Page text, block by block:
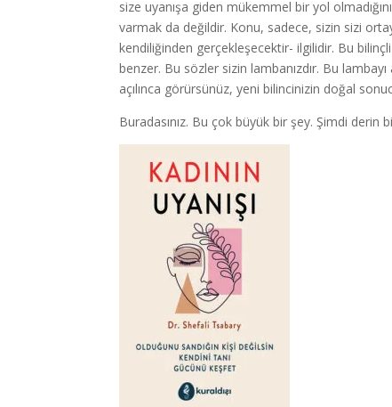
size uyanışa giden mükemmel bir yol
varmak da değildir. Konu, sadece, sizin sizi
kendiliğinden gerçekleşecektir- ilgilidir. Bu bilinçli
benzer. Bu sözler sizin lambanızdır. Bu lambayı
açılınca görürsünüz, yeni bilincinizin doğal
Buradasınız. Bu çok büyük bir şey. Şimdi